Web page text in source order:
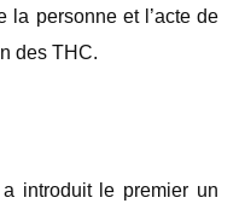
la personne et l’acte de
des THC.
a introduit le premier un